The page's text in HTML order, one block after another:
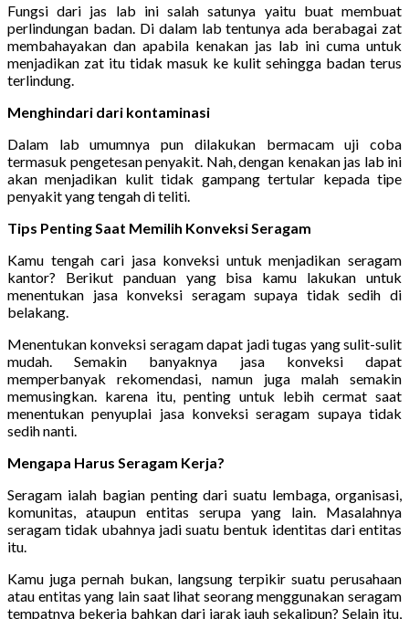
Fungsi dari jas lab ini salah satunya yaitu buat membuat
perlindungan badan. Di dalam lab tentunya ada berabagai zat
membahayakan dan apabila kenakan jas lab ini cuma untuk
menjadikan zat itu tidak masuk ke kulit sehingga badan terus
terlindung.
Menghindari dari kontaminasi
Dalam lab umumnya pun dilakukan bermacam uji coba
termasuk pengetesan penyakit. Nah, dengan kenakan jas lab ini
akan menjadikan kulit tidak gampang tertular kepada tipe
penyakit yang tengah di teliti.
Tips Penting Saat Memilih Konveksi Seragam
Kamu tengah cari jasa konveksi untuk menjadikan seragam
kantor? Berikut panduan yang bisa kamu lakukan untuk
menentukan jasa konveksi seragam supaya tidak sedih di
belakang.
Menentukan konveksi seragam dapat jadi tugas yang sulit-sulit
mudah. Semakin banyaknya jasa konveksi dapat
memperbanyak rekomendasi, namun juga malah semakin
memusingkan. karena itu, penting untuk lebih cermat saat
menentukan penyuplai jasa konveksi seragam supaya tidak
sedih nanti.
Mengapa Harus Seragam Kerja?
Seragam ialah bagian penting dari suatu lembaga, organisasi,
komunitas, ataupun entitas serupa yang lain. Masalahnya
seragam tidak ubahnya jadi suatu bentuk identitas dari entitas
itu.
Kamu juga pernah bukan, langsung terpikir suatu perusahaan
atau entitas yang lain saat lihat seorang menggunakan seragam
tempatnya bekerja bahkan dari jarak jauh sekalipun? Selain itu,